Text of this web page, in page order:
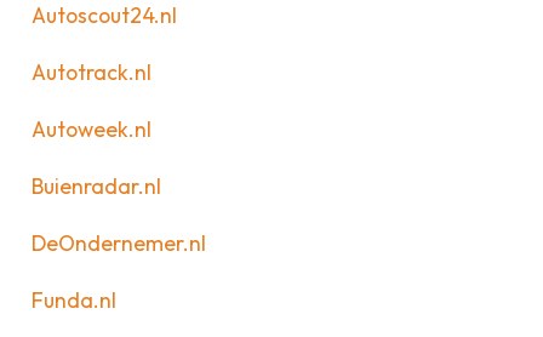
Autoscout24.nl
Autotrack.nl
Autoweek.nl
Buienradar.nl
DeOndernemer.nl
Funda.nl